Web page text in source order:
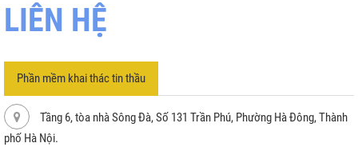
LIÊN HỆ
Phần mềm khai thác tin thầu
Tầng 6, tòa nhà Sông Đà, Số 131 Trần Phú, Phường Hà Đông, Thành
phố Hà Nội.